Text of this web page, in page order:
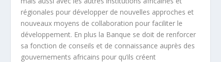
régionales pour développer de nouvelles approches et
nouveaux moyens de collaboration pour faciliter le
développement. En plus la Banque se doit de renforcer
sa fonction de conseils et de connaissance auprès des
gouvernements africains pour qu’ils créent